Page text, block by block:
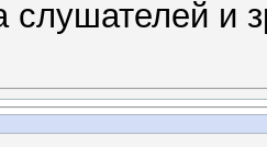
слушателей и